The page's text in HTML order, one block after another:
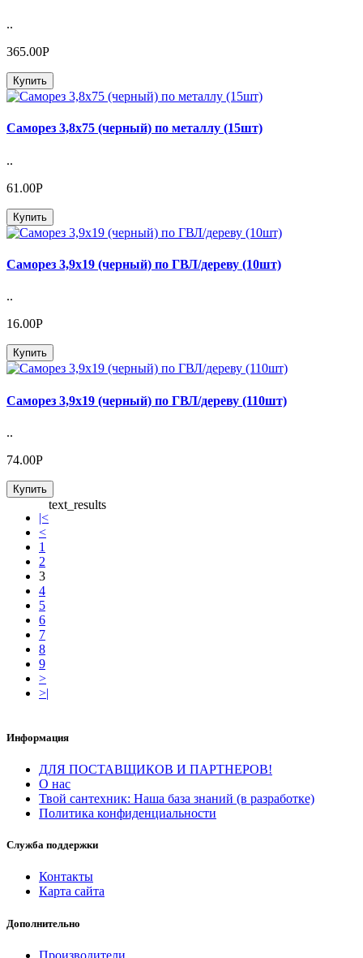
..
365.00Р
Купить
Саморез 3,8х75 (черный) по металлу (15шт)
..
61.00Р
Купить
Саморез 3,9х19 (черный) по ГВЛ/дереву (10шт)
..
16.00Р
Купить
Саморез 3,9х19 (черный) по ГВЛ/дереву (110шт)
..
74.00Р
Купить
|<
<
1
2
3
4
5
6
7
8
9
>
>|
text_results
Информация
ДЛЯ ПОСТАВЩИКОВ И ПАРТНЕРОВ!
О нас
Твой сантехник: Наша база знаний (в разработке)
Политика конфиденциальности
Служба поддержки
Контакты
Карта сайта
Дополнительно
Производители